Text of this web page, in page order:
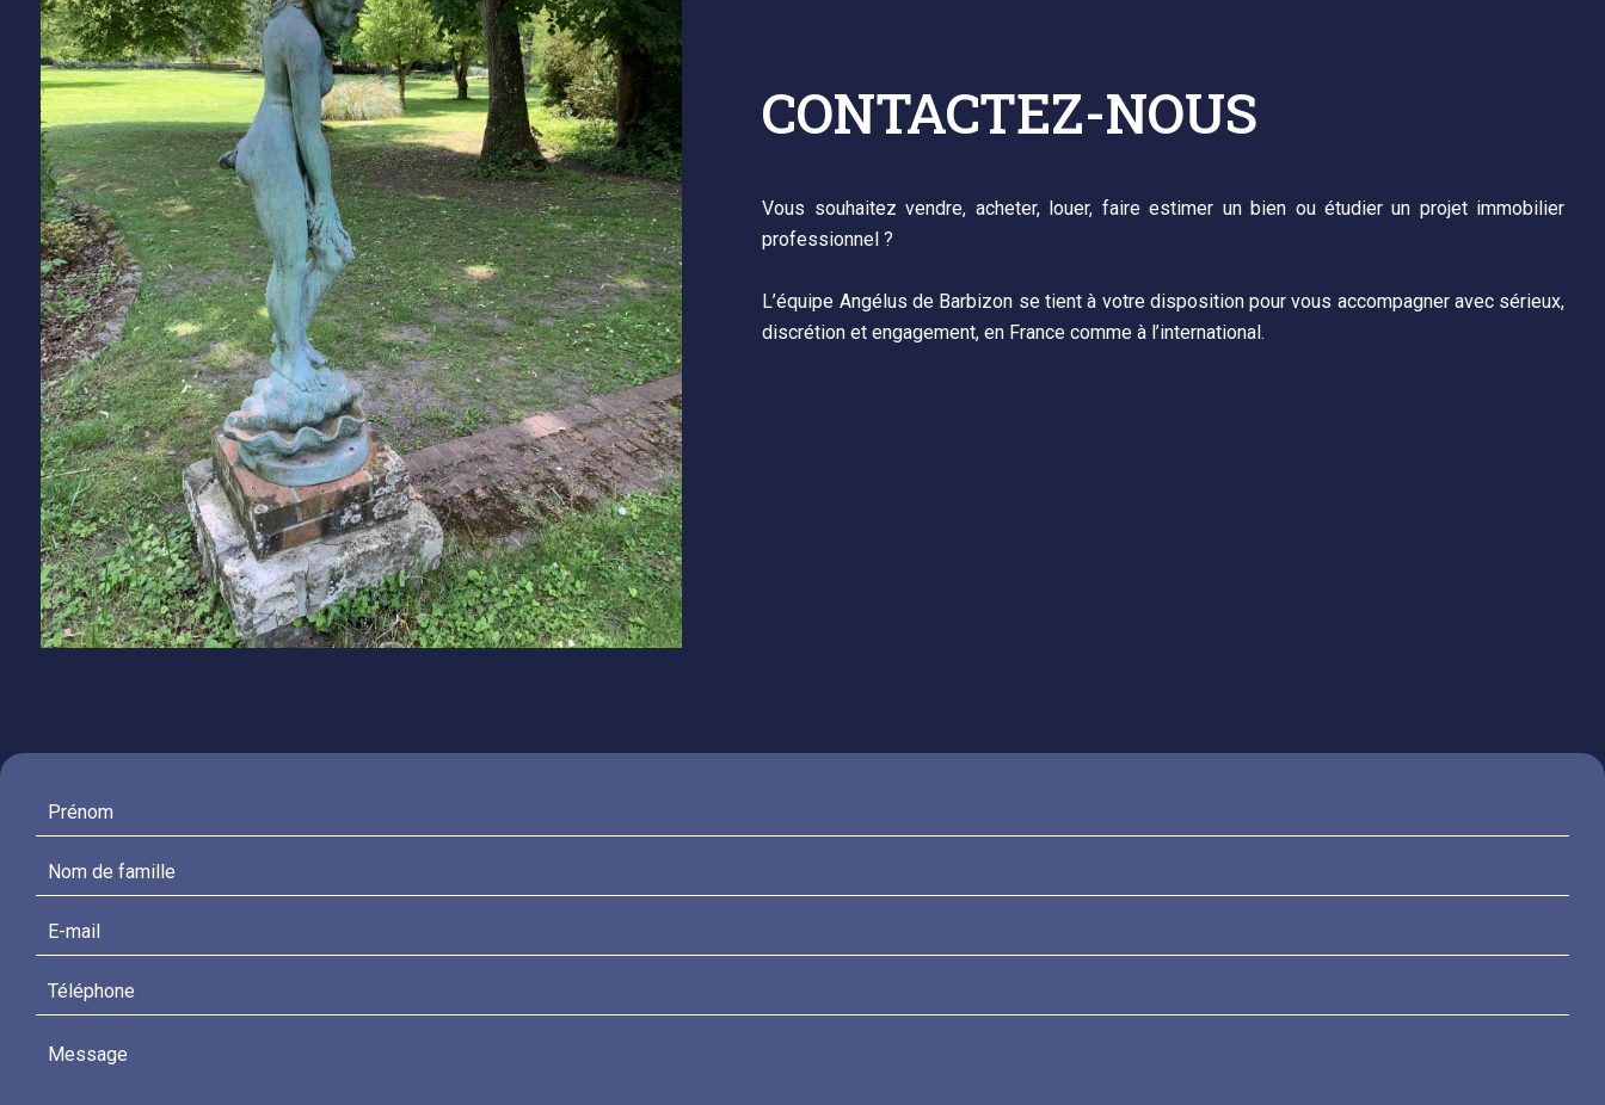
CONTACTEZ-NOUS
Vous souhaitez vendre, acheter, louer, faire estimer un bien ou étudier un projet immobilier
professionnel ?
L’équipe Angélus de Barbizon se tient à votre disposition pour vous accompagner avec sérieux,
discrétion et engagement, en France comme à l’international.